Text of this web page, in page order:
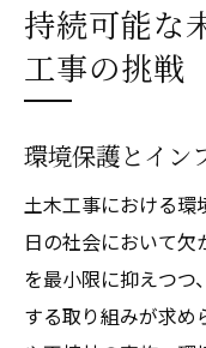
持続可能な
工事の挑戦
環境保護とイン
土木工事における環
日の社会において欠
を最小限に抑えつつ
する取り組みが求め